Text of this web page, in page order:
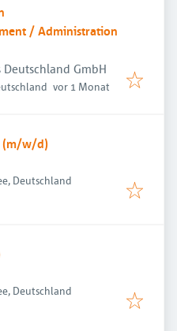
/ Administration
GmbH
Veröffentlicht
vor 1 Monat
(m/w/d)
Deutschland
Deutschland